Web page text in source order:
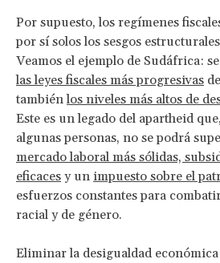
Por supuesto, los regímenes
por sí solos los sesgos
Veamos el ejemplo de Sudáfrica:
las leyes fiscales más progresivas
tambiénlos niveles más altos de
Este es un legado del apartheid
algunas personas, no se podrá
mercado laboral más sólidas,
eficaces y un impuesto sobre el
esfuerzos constantes para
racial y de género.
Eliminar la desigualdad